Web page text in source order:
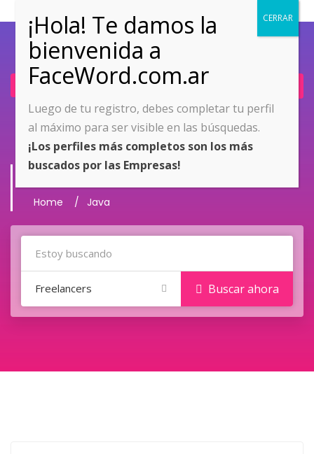
Ingresar
Java
Home Java
Freelancers Buscar ahora
Luego de tu registro, debes completar tu perfil
al máximo para ser visible en las búsquedas.
¡Los perfiles más completos son los más
buscados por las Empresas!